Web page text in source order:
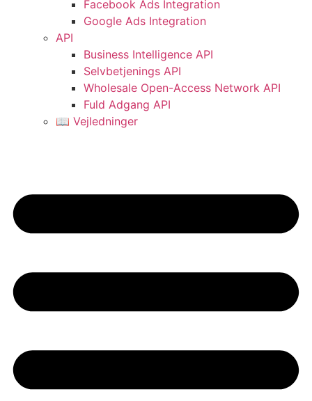
Facebook Ads Integration
Google Ads Integration
API
Business Intelligence API
Selvbetjenings API
Wholesale Open-Access Network API
Fuld Adgang API
📖 Vejledninger